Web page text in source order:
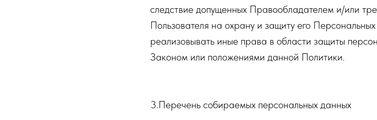
следствие допущенных Правообладателем и/или
Пользователя на охрану и защиту его
реализовывать иные права в области защиты
Законом или положениями данной Политики.
3.Перечень собираемых персональных данных